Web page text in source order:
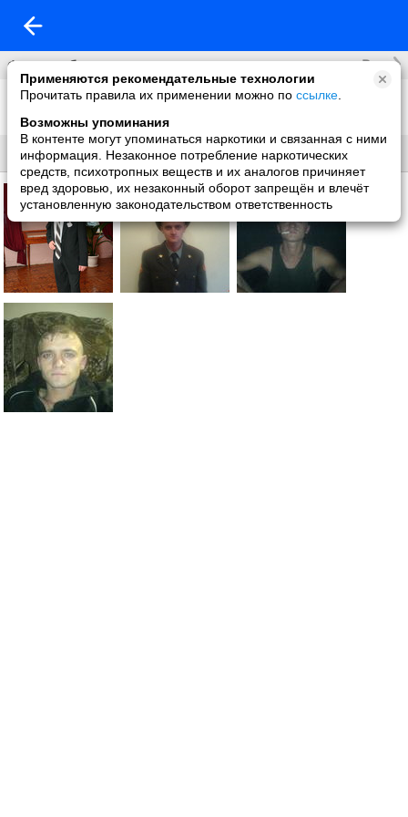
Применяются рекомендательные технологии
Прочитать правила их применении можно по ссылке
Возможны упоминания
В контенте могут упоминаться наркотики и связанная с ними
информация. Незаконное потребление наркотических
средств, психотропных веществ и их аналогов причиняет
вред здоровью, их незаконный оборот запрещён и влечёт
установленную законодательством ответственность
Фотоальбомы Все
Фото со мной
Без названия